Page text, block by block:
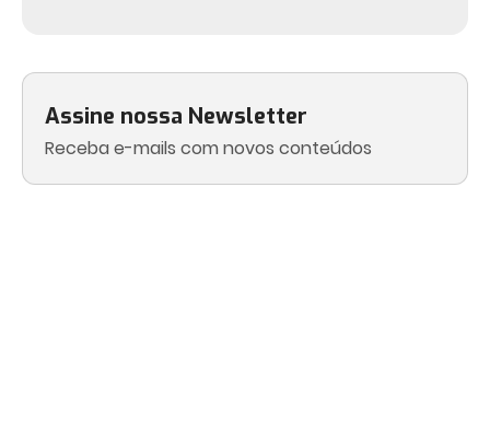
Assine nossa Newsletter
Receba e-mails com novos conteúdos